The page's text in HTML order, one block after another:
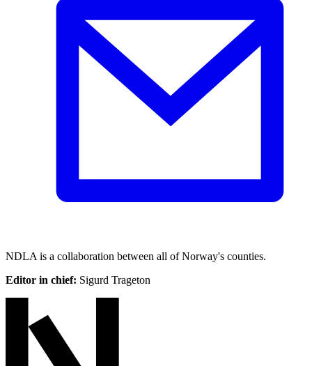
NDLA is a collaboration between all of Norway's counties.
Editor in chief: Sigurd Trageton